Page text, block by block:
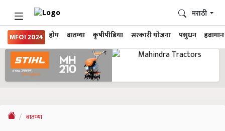
MFOI 2024 होम बातम्या कृषीपीडिया सरकारी योजना पशुधन हवामान
मराठी
बातम्या